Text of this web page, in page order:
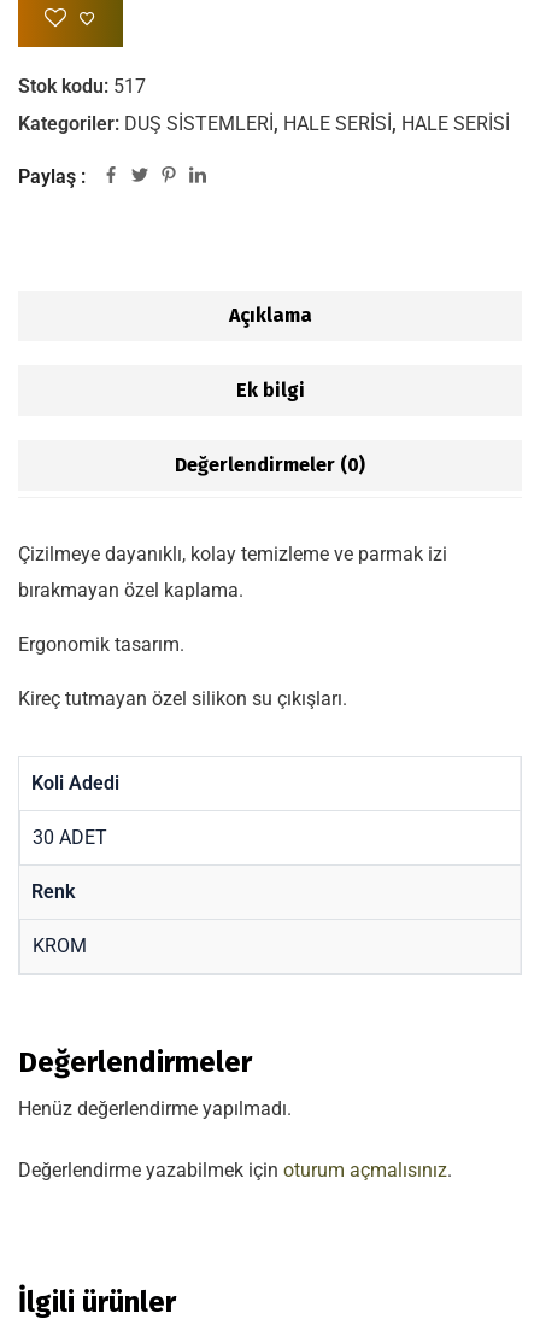
Stok kodu: 517
Kategoriler: DUŞ SİSTEMLERİ, HALE SERİSİ, HALE SERİSİ
Paylaş :
Açıklama
Ek bilgi
Değerlendirmeler (0)
Çizilmeye dayanıklı, kolay temizleme ve parmak izi
bırakmayan özel kaplama.
Ergonomik tasarım.
Kireç tutmayan özel silikon su çıkışları.
Koli Adedi
30 ADET
Renk
KROM
Değerlendirmeler
Henüz değerlendirme yapılmadı.
Değerlendirme yazabilmek için oturum açmalısınız.
İlgili ürünler